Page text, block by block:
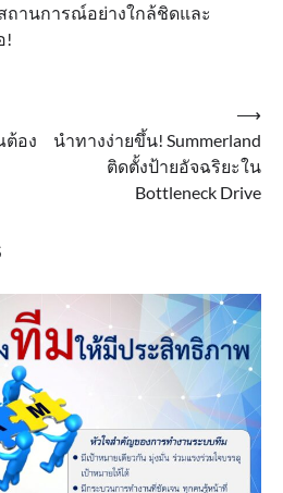
ถานการณ์อย่างใกล้ชิดและ
!
ต้อง
นำทางง่ายขึ้น! Summerland
ติดตั้งป้ายอัจฉริยะใน
Bottleneck Drive
⟶